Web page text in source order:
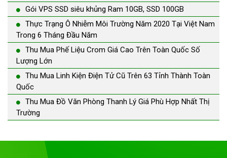
Gói VPS SSD siêu khủng Ram 10GB, SSD 100GB
Thực Trạng Ô Nhiễm Môi Trường Năm 2020 Tại Việt Nam
Trong 6 Tháng Đầu Năm
Thu Mua Phế Liệu Crom Giá Cao Trên Toàn Quốc Số
Lượng Lớn
Thu Mua Linh Kiện Điện Tử Cũ Trên 63 Tỉnh Thành Toàn
Quốc
Thu Mua Đồ Văn Phòng Thanh Lý Giá Phù Hợp Nhất Thị
Trường